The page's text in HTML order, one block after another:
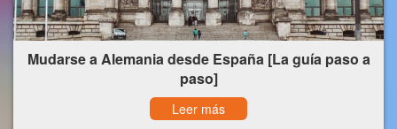
Mudarse a Alemania desde España [La guía paso a
paso]
Leer más